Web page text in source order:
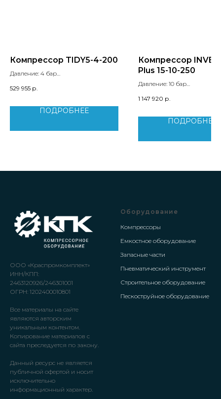
Компрессор TIDY5-4-200
Давление: 4 бар
Мощность двигателя: 4 кВт
529 955 р.
ПОДРОБНЕЕ
Компрессор
Plus 15-10-250
Давление: 10 бар
Мощность двигателя: 5.5 кВт
Вес: 467 кг
1 147 920 р.
ПОДРОБНЕЕ
ООО «Краспромкомплект»
ИНН/КПП:
2463120926/246301001
ОГРН: 1202400010801
Все материалы на сайте
являются авторским
уникальным контентом.
Копирование материалов с
сайта преследуется по закону.
Данный ресурс не является
публичной офертой и носит
исключительно
информационный характер.
Оборудование
Компрессоры
Емкостное оборудование
Запасные части
Пневматический инструмент
Строительное оборудование
Пескоструйное оборудование